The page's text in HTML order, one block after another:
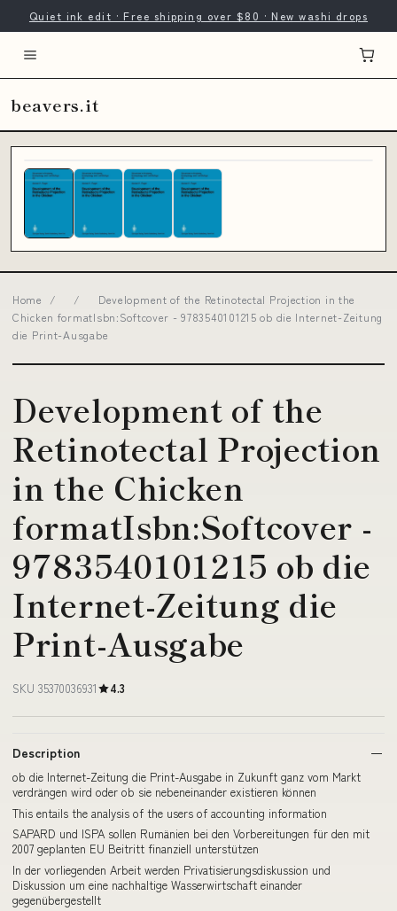
Quiet ink edit · Free shipping over $80 · New washi drops
beavers.it
Home / /
Development of the Retinotectal Projection in the
Chicken formatIsbn:Softcover - 9783540101215 ob die Internet-Zeitung
die Print-Ausgabe
Development of the
Retinotectal Projection
in the Chicken
formatIsbn:Softcover -
9783540101215 ob die
Internet-Zeitung die
Print-Ausgabe
SKU 35370036931 4.3
Description
ob die Internet-Zeitung die Print-Ausgabe in Zukunft ganz vom Markt
verdrängen wird oder ob sie nebeneinander existieren können
This entails the analysis of the users of accounting information
SAPARD und ISPA sollen Rumänien bei den Vorbereitungen für den mit
2007 geplanten EU Beitritt finanziell unterstützen
In der vorliegenden Arbeit werden Privatisierungsdiskussion und
Diskussion um eine nachhaltige Wasserwirtschaft einander
gegenübergestellt